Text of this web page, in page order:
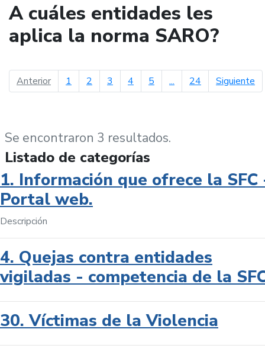
A cuáles entidades les
aplica la norma SARO?
Anteriorpágina anterior
1 2 3 4 5 ... 24 Siguiente
Se encontraron 3 resultados.
Listado de categorías
1. Información que ofrece la SFC
Portal web.
Descripción
4. Quejas contra entidades
vigiladas - competencia de la
30. Víctimas de la Violencia